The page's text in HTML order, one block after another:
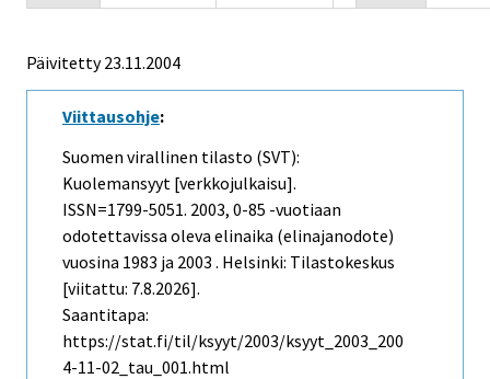
Päivitetty23.11.2004
Viittausohje:
Suomen virallinen tilasto (SVT):
Kuolemansyyt [verkkojulkaisu].
ISSN=1799-5051. 2003, 0-85 -vuotiaan
odotettavissa oleva elinaika (elinajanodote)
vuosina 1983 ja 2003 . Helsinki: Tilastokeskus
[viitattu: 7.8.2026].
Saantitapa:
https://stat.fi/til/ksyyt/2003/ksyyt_2003_200
4-11-02_tau_001.html